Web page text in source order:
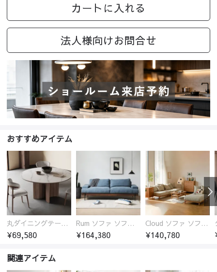
カートに入れる
法人様向けお問合せ
おすすめアイテム
丸ダイニングテーブル セラミック天板 耐熱 キズに強い 丸型 北欧 無垢材 円卓 円型
¥69,580
Rum ソファ ソファー おしゃれ 1人掛け～4人掛け ウォールナットorオーク材フレーム 西海岸風 肘掛
¥164,380
Cloud ソファ ソファーおしゃれ 1人掛け～3人掛け チェリー材フレーム 木製 北欧 おしゃれ 5カラー 自由レイアウト
¥140,780
関連アイテム